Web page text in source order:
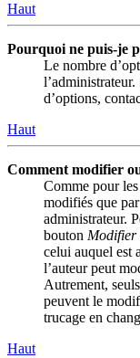
Haut
Pourquoi ne puis-je
Le nombre
d’options,
Haut
Comment modifier
Comme pour les
modifiés que
administrateur.
bouton Modifier
celui auquel est
l’auteur peut
Autrement,
peuvent le
trucage en
Haut